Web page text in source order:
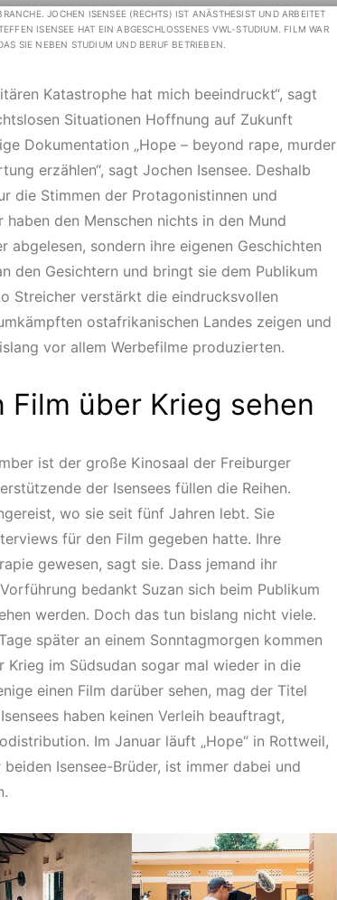
JOCHEN ISENSEE (RECHTS) IST ANÄSTHESIST UND ARBEITET
ISENSEE HAT EIN ABGESCHLOSSENES VWL-STUDIUM. FILM WAR
SIE NEBEN STUDIUM UND BERUF BETRIEBEN.
Katastrophe hat mich beeindruckt“, sagt
Situationen Hoffnung auf Zukunft
Dokumentation „Hope – beyond rape, murder
erzählen“, sagt Jochen Isensee. Deshalb
die Stimmen der Protagonistinnen und
den Menschen nichts in den Mund
sondern ihre eigenen Geschichten
den Gesichtern und bringt sie dem Publikum
Streicher verstärkt die eindrucksvollen
ostafrikanischen Landes zeigen und
vor allem Werbefilme produzierten.
über Krieg sehen
ist der große Kinosaal der Freiburger
der Isensees füllen die Reihen.
wo sie seit fünf Jahren lebt. Sie
für den Film gegeben hatte. Ihre
gewesen, sagt sie. Dass jemand ihr
bedankt Suzan sich beim Publikum
werden. Doch das tun bislang nicht viele.
später an einem Sonntagmorgen kommen
im Südsudan sogar mal wieder in die
einen Film darüber sehen, mag der Titel
haben keinen Verleih beauftragt,
Im Januar läuft „Hope“ in Rottweil,
Isensee-Brüder, ist immer dabei und